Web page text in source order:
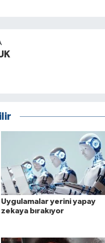
Uygulamalar yerini yapay
zekaya bırakıyor